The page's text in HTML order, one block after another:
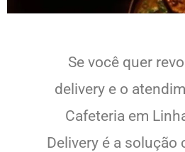
Se você quer
delivery e o
Cafeteria em
Delivery é a solução